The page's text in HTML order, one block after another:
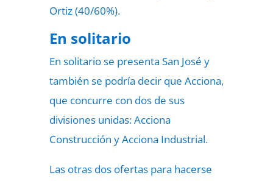
Ortiz (40/60%).
En solitario
En solitario se presenta San José y
también se podría decir que Acciona,
que concurre con dos de sus
divisiones unidas: Acciona
Construcción y Acciona Industrial.
Las otras dos ofertas para hacerse